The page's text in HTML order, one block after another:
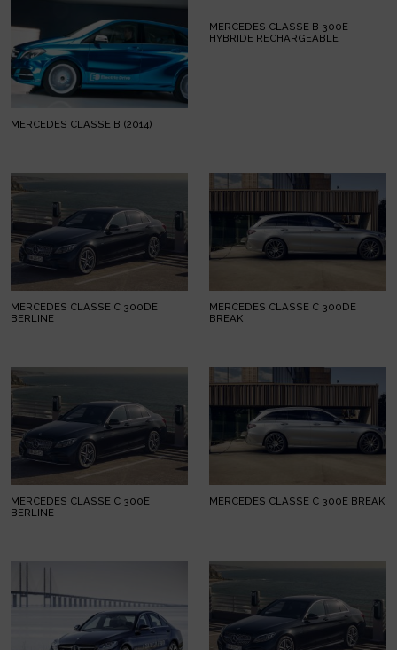
MERCEDES CLASSE B (2014)
MERCEDES CLASSE B 300E
HYBRIDE RECHARGEABLE
MERCEDES CLASSE C 300DE
BERLINE
MERCEDES CLASSE C 300DE
BREAK
MERCEDES CLASSE C 300E
BERLINE
MERCEDES CLASSE C 300E BREAK